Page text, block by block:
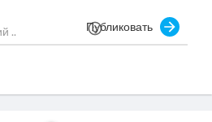
Публиковать